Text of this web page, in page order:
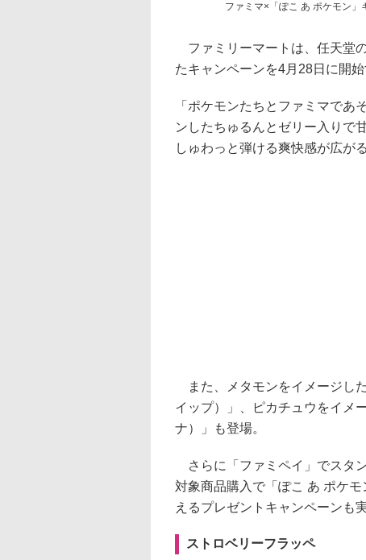
ファミマ×「ぽこ あ ポケモン」
ファミリーマートは、任天堂
たキャンペーンを4月28日に開始
「ポケモンたちとファミマであ
ンしたちゅるんとゼリー入りで
しゅわっと弾ける爽快感が広が
また、メタモンをイメージし
イップ）」、ピカチュウをイメ
ナ）」も登場。
さらに「ファミペイ」でスタ
対象商品購入で「ぽこ あ ポケ
えるプレゼントキャンペーンも
ストロベリーフラッペ